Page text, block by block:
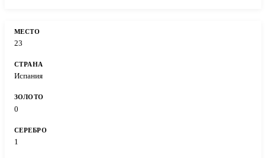
23
Испания
0
1